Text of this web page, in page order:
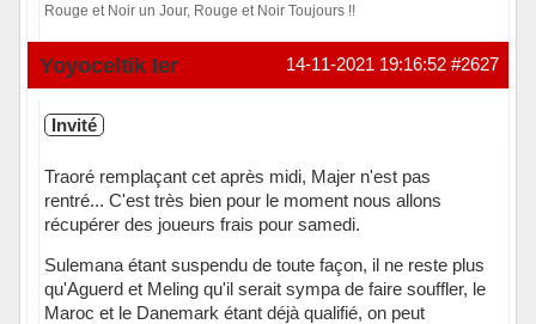
Rouge et Noir un Jour, Rouge et Noir Toujours !!
Hors ligne #2627
14-11-2021 19:16:52
Yoyoceltik Ier
Invité
Traoré remplaçant cet après midi, Majer n'est pas
rentré... C'est très bien pour le moment nous allons
récupérer des joueurs frais pour samedi.
Sulemana étant suspendu de toute façon, il ne reste plus
qu'Aguerd et Meling qu'il serait sympa de faire souffler, le
Maroc et le Danemark étant déjà qualifié, on peut